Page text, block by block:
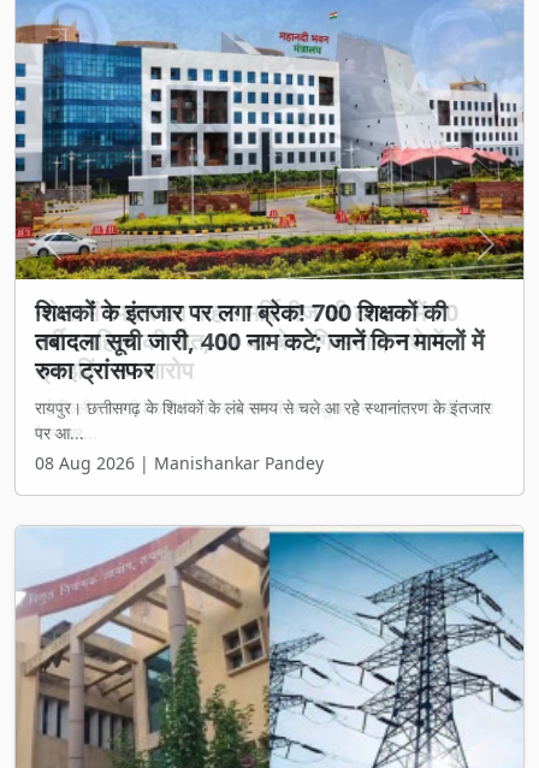
शिक्षकों के इंतजार पर लगा ब्रेक! 700 शिक्षकों की
तबादला सूची जारी, 400 नाम कटे; जानें किन मामलों में
रुका ट्रांसफर
रायपुर। छत्तीसगढ़ के शिक्षकों के लंबे समय से चले आ रहे स्थानांतरण के इंतजार
पर आ...
08 Aug 2026 | Manishankar Pandey
Previous Next